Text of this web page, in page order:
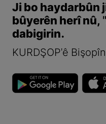
Ji bo haydarbûn
bûyerên herî nû,
dabigirin.
KURDŞOP'ê